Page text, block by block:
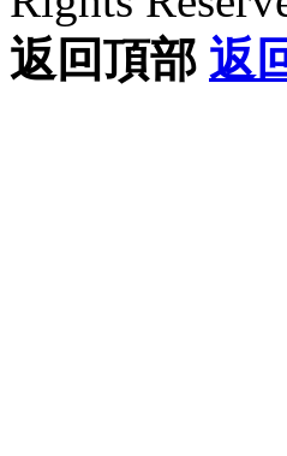
返回頂部 返